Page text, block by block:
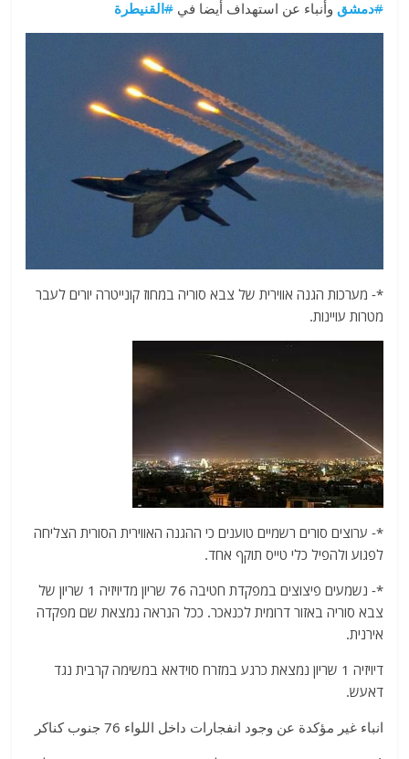
#دمشق وأنباء عن استهداف أيضا في#القنيطرة
*- מערכות הגנה אווירית של צבא סוריה במחוז קונייטרה יורים לעבר
מטרות עויינות.
*- ערוצים סורים רשמיים טוענים כי ההגנה האווירית הסורית הצליחה
לפגוע ולהפיל כלי טייס תוקף אחד.
*- נשמעים פיצוצים במפקדת חטיבה 76 שריון מדיויזיה 1 שריון של
צבא סוריה באזור דרומית לכנאכר. ככל הנראה נמצאת שם מפקדה
אירנית.
דיויזיה 1 שריון נמצאת כרגע במזרח סוידאא במשימה קרבית נגד
דאעש.
انباء غير مؤكدة عن وجود انفجارات داخل اللواء 76 جنوب كناكر